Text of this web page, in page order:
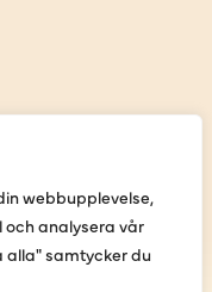
webbupplevelse,
och analysera vår
alla" samtycker du